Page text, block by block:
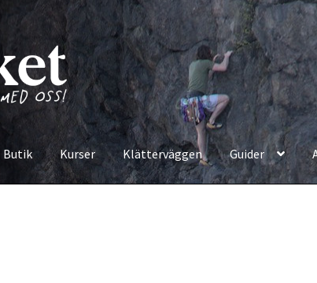
Butik Kurser Klätterväggen Guider